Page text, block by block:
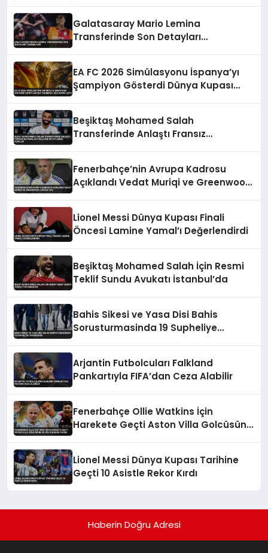
Galatasaray Mario Lemina
Transferinde Son Detayları
EA FC 2026 Simülasyonu İspanya’yı
Şampiyon Gösterdi Dünya Kupası
Beşiktaş Mohamed Salah
Transferinde Anlaştı Fransız
Fenerbahçe’nin Avrupa Kadrosu
Açıklandı Vedat Muriqi ve Greenwood
Lionel Messi Dünya Kupası Finali
Öncesi Lamine Yamal’ı Değerlendirdi
Beşiktaş Mohamed Salah İçin Resmi
Teklif Sundu Avukatı İstanbul’da
Bahis Sikesi ve Yasa Disi Bahis
Sorusturmasinda 19 Supheliye
Arjantin Futbolcuları Falkland
Pankartıyla FIFA’dan Ceza Alabilir
Fenerbahçe Ollie Watkins İçin
Harekete Geçti Aston Villa Golcüsüne
Lionel Messi Dünya Kupası Tarihine
Geçti 10 Asistle Rekor Kırdı
Haberin Doğru Adresi